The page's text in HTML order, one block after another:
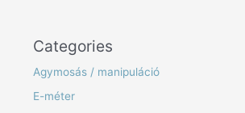
Categories
Agymosás / manipuláció
E-méter